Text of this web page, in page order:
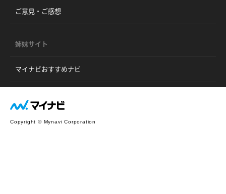
ご意見・ご感想
姉妹サイト
マイナビおすすめナビ
Copyright © Mynavi Corporation